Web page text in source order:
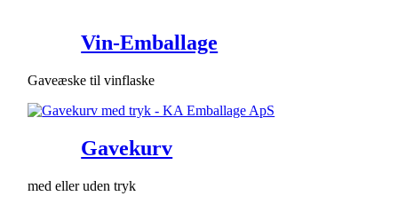
Vin-Emballage
Gaveæske til vinflaske
Gavekurv
med eller uden tryk